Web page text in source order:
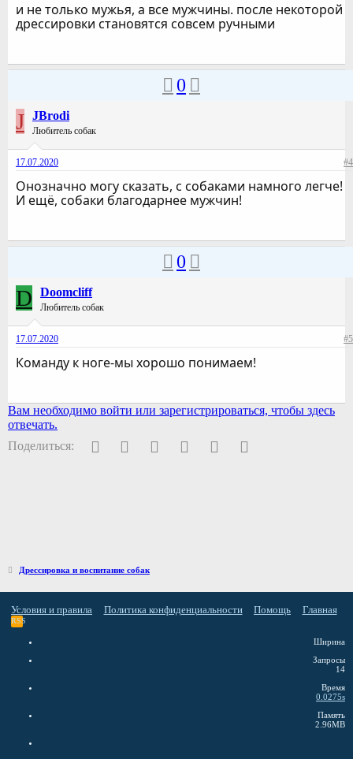
и не только мужья, а все мужчины. после некоторой
дрессировки становятся совсем ручными
0
J JBrodi
Любитель собак
17.07.2020 #4
Онозначно могу сказать, с собаками намного легче!
И ещё, собаки благодарнее мужчин!
0
D Doomcliff
Любитель собак
17.07.2020 #5
Команду к ноге-мы хорошо понимаем!
Вам необходимо войти или зарегистрироваться, чтобы здесь
отвечать.
Поделиться:
FacebookTwitter PinterestWhatsAppЭлектронная почта
Дрессировка и воспитание собак
Условия и правила Политика конфиденциальности Помощь Главная
RSS
Ширина
Запросы
14
Время
0.0275s
Память
2.96MB